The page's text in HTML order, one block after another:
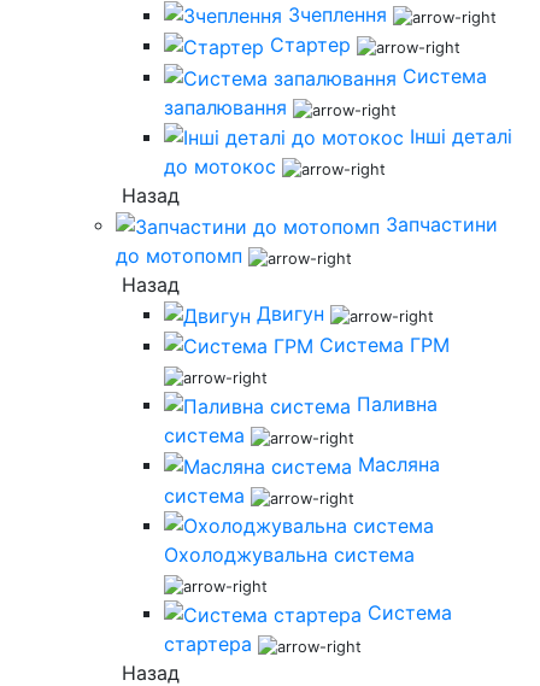
Зчеплення
Стартер
Система
запалювання
Інші деталі
до мотокос
Назад
Запчастини
до мотопомп
Назад
Двигун
Система ГРМ
Паливна
система
Масляна
система
Охолоджувальна система
Система
стартера
Назад